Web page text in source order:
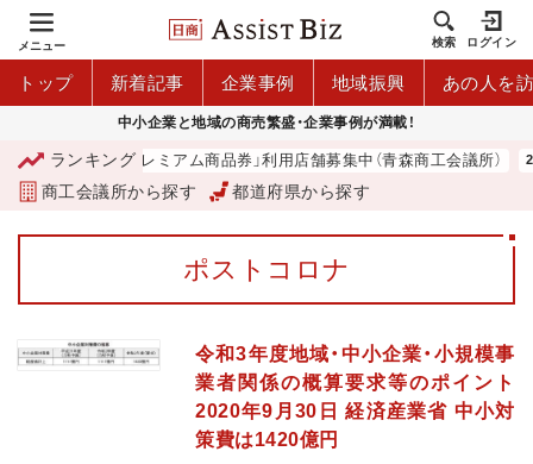
メニュー 検索 ログイン
トップ 新着記事 企業事例 地域振興 あの人を
中小企業と地域の商売繁盛・企業事例が満載！
ランキング
「青森市プレミアム商品券」利用店舗募集中（青森商工会議所）
商工会議所から探す 都道府県から探す
ポストコロナ
令和3年度地域・中小企業・小規模事
業者関係の概算要求等のポイント
2020年9月30日 経済産業省 中小対
策費は1420億円